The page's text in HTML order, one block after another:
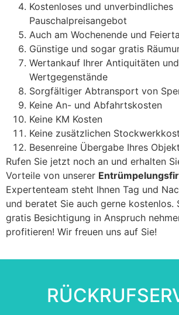
Kostenloses und unverbindliches
Pauschalpreisangebot
Auch am Wochenende und
Günstige und sogar gratis
Wertankauf Ihrer Antiquitäten und
Wertgegenstände
Sorgfältiger Abtransport von
Keine An- und Abfahrtskosten
Keine KM Kosten
Keine zusätzlichen
Besenreine Übergabe Ihres
Rufen Sie jetzt noch an und erhalten
Vorteile von unserer
Expertenteam steht Ihnen Tag und
und beratet Sie auch gerne kostenlos.
gratis Besichtigung in Anspruch
profitieren! Wir freuen uns auf Sie!